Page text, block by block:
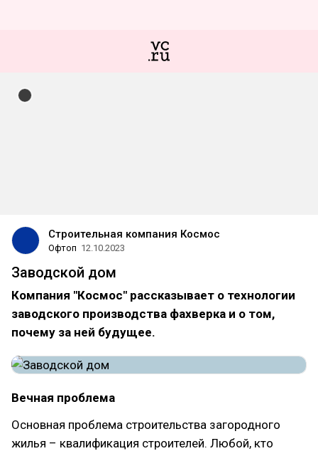
Строительная компания Космос
Офтоп 12.10.2023
Заводской дом
Компания "Космос" рассказывает о технологии
заводского производства фахверка и о том,
почему за ней будущее.
Вечная проблема
Основная проблема строительства загородного
жилья – квалификация строителей. Любой, кто